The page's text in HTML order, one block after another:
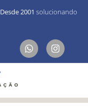
Desde 2001 solucionando